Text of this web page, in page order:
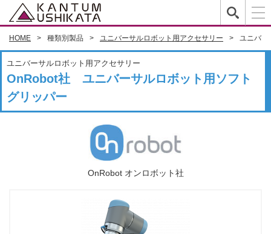
HOME 種類別製品 ユニバーサルロボット用アクセサリー ユニバー
ユニバーサルロボット用アクセサリー
OnRobot社 ユニバーサルロボット用ソフト
グリッパー
OnRobot オンロボット社